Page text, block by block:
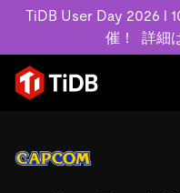
TiDB User Day 2026 l
催！
詳細
プロダクト
MySQL互換の分散デー
ユースケース